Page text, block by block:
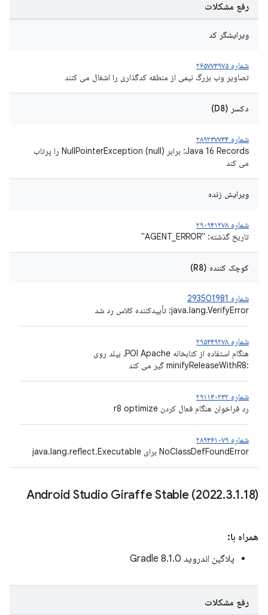
رفع مشکلات
ویرایشگر کد
شماره ۲۶۵۷۷۳۹۷۵
تصاویر وب بزرگ نیمی از منطقه کدگذاری را اشغال می کنند
دکسر (D8)
شماره ۲۸۹۲۳۷۷۳۴
Java 16 Records: برابر (null) NullPointerException را پرتاب
می کند
ویرایش زنده
شماره ۲۹۰۹۴۱۲۷۸
تاریخ گذشته: "AGENT_ERROR"
کوچک کننده (R8)
شماره 293501981
java.lang.VerifyError: تأییدکننده کلاس رد شد
شماره ۲۹۵۳۴۹۲۷۸
هنگام استفاده از کتابخانه POI Apache، بیلد روی
:minifyReleaseWithR8 گیر می کند
شماره ۲۹۱۱۳۰۲۳۲
رد فراخوان هنگام فعال کردن r8 optimize
شماره ۲۸۹۳۶۱۰۷۹
NoClassDefFoundError برای java.lang.reflect.Executable
Android Studio Giraffe Stable (2022.3.1.18)
همراه با:
پلاگین اندروید Gradle 8.1.0
رفع مشکلات